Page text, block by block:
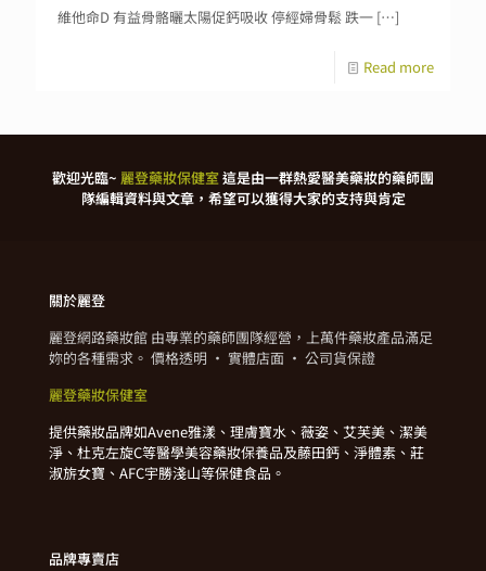
維他命D 有益骨骼曬太陽促鈣吸收 停經婦骨鬆 跌一 […]
Read more
歡迎光臨~ 麗登藥妝保健室這是由一群熱愛醫美藥妝的藥師團
隊編輯資料與文章，希望可以獲得大家的支持與肯定
關於麗登
麗登網路藥妝館 由專業的藥師團隊經營，上萬件藥妝產品滿足
妳的各種需求。 價格透明 · 實體店面 · 公司貨保證
麗登藥妝保健室
提供藥妝品牌如Avene雅漾、理膚寶水、薇姿、艾芙美、潔美
淨、杜克左旋C等醫學美容藥妝保養品及藤田鈣、淨體素、莊
淑旂女寶、AFC宇勝淺山等保健食品。
品牌專賣店